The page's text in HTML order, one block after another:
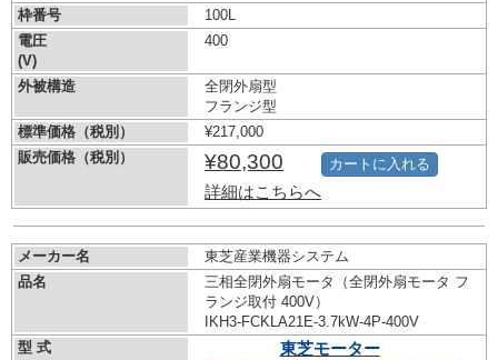
枠番号
100L
電圧
(V)
400
外被構造
全閉外扇型
フランジ型
標準価格（税別）
¥217,000
販売価格（税別）
¥80,300
詳細はこちらへ
カートに入れる
メーカー名
東芝産業機器システム
品名
三相全閉外扇モータ（全閉外扇モータ フ
ランジ取付 400V）
IKH3-FCKLA21E-3.7kW-4P-400V
型 式
東芝モーター